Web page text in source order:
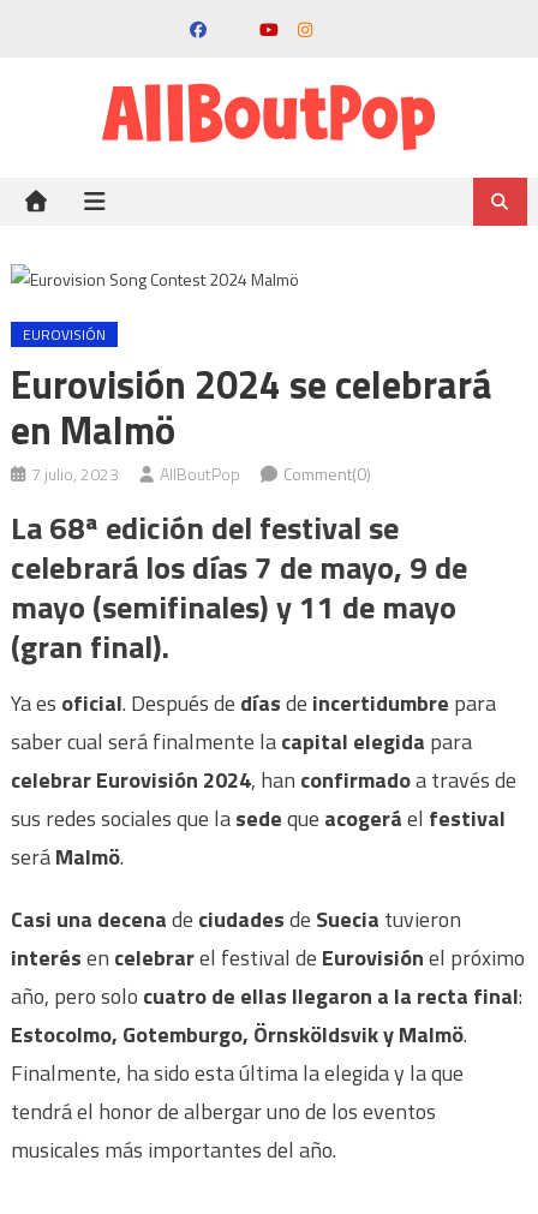
EUROVISIÓN
Eurovisión 2024 se celebrará
en Malmö
7 julio, 2023 AllBoutPop Comment(0)
La 68ª edición del festival se
celebrará los días 7 de mayo, 9 de
mayo (semifinales) y 11 de mayo
(gran final).
Ya es oficial. Después de díasde incertidumbre para
saber cual será finalmente lacapital elegida para
celebrar Eurovisión 2024, han confirmadoa través de
sus redes socialesque lasedeque acogeráel festival
seráMalmö.
Casi una decenade ciudadesde Suecia tuvieron
interésen celebrarel festival de Eurovisiónel próximo
año, pero solo cuatro de ellas llegaron a la recta final:
Estocolmo, Gotemburgo, Örnsköldsvik y Malmö.
Finalmente, ha sido esta última la elegida y la que
tendrá el honor de albergar uno de los eventos
musicales más importantes del año.